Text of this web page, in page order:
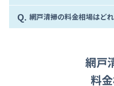
Q. 網戸清掃の料金相場はど
網戸
料